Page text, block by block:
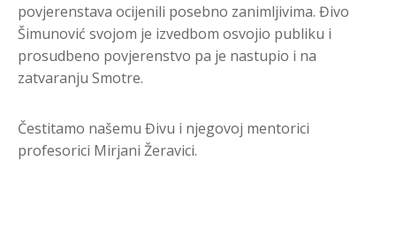
povjerenstava ocijenili posebno zanimljivima. Đivo
Šimunović svojom je izvedbom osvojio publiku i
prosudbeno povjerenstvo pa je nastupio i na
zatvaranju Smotre.
Čestitamo našemu Đivu i njegovoj mentorici
profesorici Mirjani Žeravici.